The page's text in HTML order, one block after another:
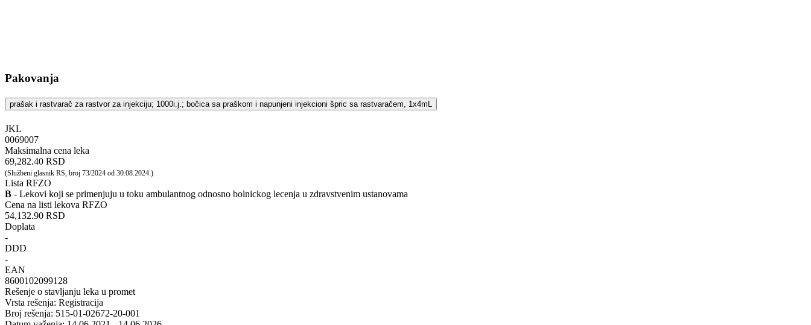
Pakovanja
prašak i rastvarač za rastvor za injekciju; 1000i.j.; bočica sa praškom i napunjeni injekcioni špric sa rastvaračem, 1x4mL
JKL
‍0069007
Maksimalna cena leka
69,282.40 RSD
(Službeni glasnik RS, broj 73/2024 od 30.08.2024.)
Lista RFZO
B - Lekovi koji se primenjuju u toku ambulantnog odnosno bolnickog lecenja u zdravstvenim ustanovama
Cena na listi lekova RFZO
54,132.90 RSD
Doplata
-
DDD
-
EAN
8600102099128
Rešenje o stavljanju leka u promet
Vrsta rešenja: Registracija
Broj rešenja: 515-01-02672-20-001